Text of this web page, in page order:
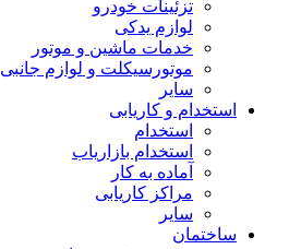
تزئینات خودرو
لوازم یدکی
خدمات ماشین و موتور
موتورسیکلت و لوازم جانبی
سایر
استخدام و کاریابی
استخدام
استخدام بازاریاب
آماده به کار
مراکز کاریابی
سایر
ساختمان